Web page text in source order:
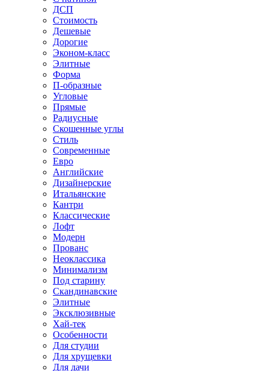
ДСП
Стоимость
Дешевые
Дорогие
Эконом-класс
Элитные
Форма
П-образные
Угловые
Прямые
Радиусные
Скошенные углы
Стиль
Современные
Евро
Английские
Дизайнерские
Итальянские
Кантри
Классические
Лофт
Модерн
Прованс
Неоклассика
Минимализм
Под старину
Скандинавские
Элитные
Эксклюзивные
Хай-тек
Особенности
Для студии
Для хрущевки
Для дачи